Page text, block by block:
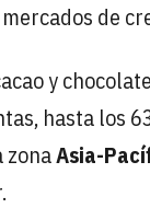
de
y
hasta los
zonaAsia-